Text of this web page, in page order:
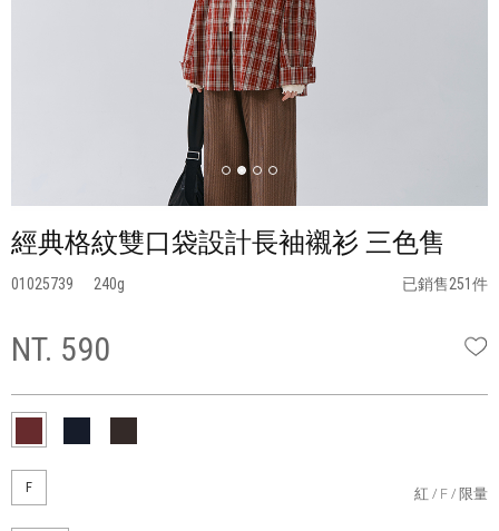
經典格紋雙口袋設計長袖襯衫 三色售
01025739 240 已銷售251件
NT. 590
F 紅 F 限量